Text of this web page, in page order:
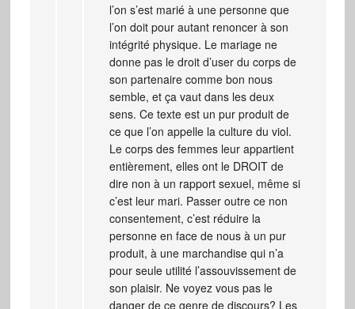
l’on s’est marié à une personne que
l’on doit pour autant renoncer à son
intégrité physique. Le mariage ne
donne pas le droit d’user du corps de
son partenaire comme bon nous
semble, et ça vaut dans les deux
sens. Ce texte est un pur produit de
ce que l’on appelle la culture du viol.
Le corps des femmes leur appartient
entièrement, elles ont le DROIT de
dire non à un rapport sexuel, même si
c’est leur mari. Passer outre ce non
consentement, c’est réduire la
personne en face de nous à un pur
produit, à une marchandise qui n’a
pour seule utilité l’assouvissement de
son plaisir. Ne voyez vous pas le
danger de ce genre de discours? Les